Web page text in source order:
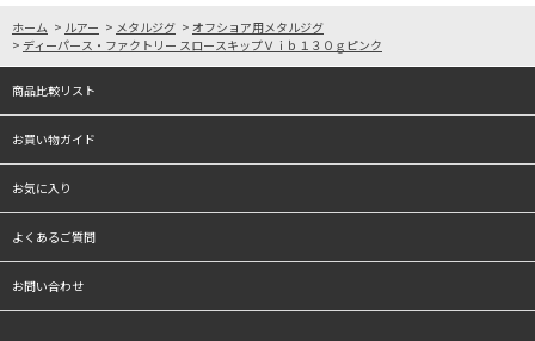
ホーム > ルアー > メタルジグ > オフショア用メタルジグ
> ディーパース・ファクトリー スロースキップＶｉｂ１３０ｇピンク
商品比較リスト
お買い物ガイド
お気に入り
よくあるご質問
お問い合わせ